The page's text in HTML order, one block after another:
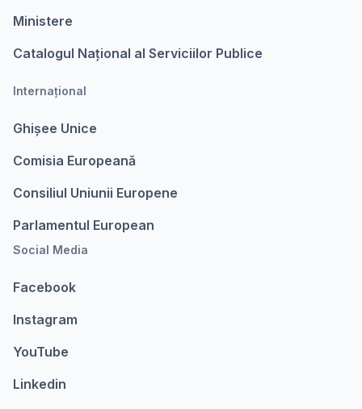
Ministere
Catalogul Național al Serviciilor Publice
Internațional
Ghișee Unice
Comisia Europeanǎ
Consiliul Uniunii Europene
Parlamentul European
Social Media
Facebook
Instagram
YouTube
Linkedin